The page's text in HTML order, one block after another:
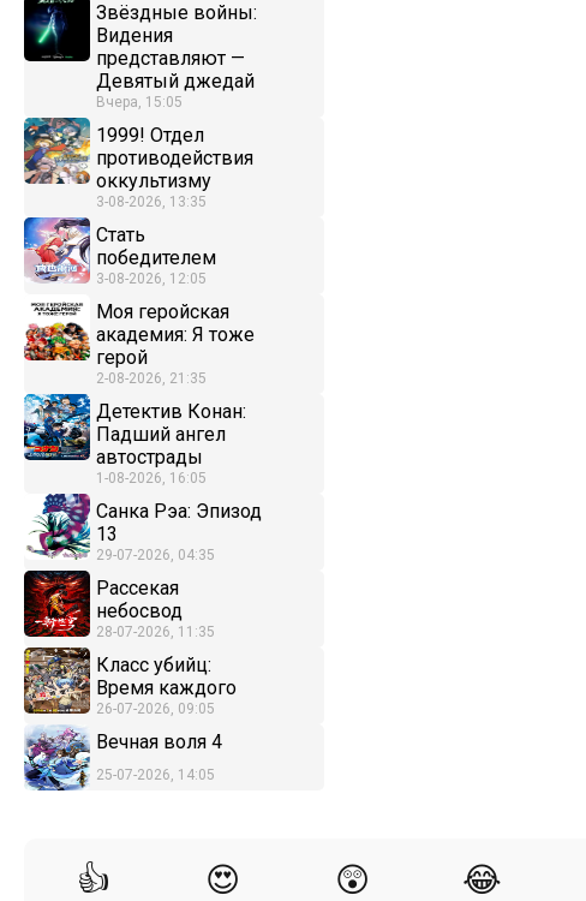
Звёздные войны:
Видения
представляют —
Девятый джедай
Вчера, 15:05
1999! Отдел
противодействия
оккультизму
3-08-2026, 13:35
Стать
победителем
3-08-2026, 12:05
Моя геройская
академия: Я тоже
герой
2-08-2026, 21:35
Детектив Конан:
Падший ангел
автострады
1-08-2026, 16:05
Санка Рэа: Эпизод
13
29-07-2026, 04:35
Рассекая
небосвод
28-07-2026, 11:35
Класс убийц:
Время каждого
26-07-2026, 09:05
Вечная воля 4
25-07-2026, 14:05
👍 😍 😲 😂